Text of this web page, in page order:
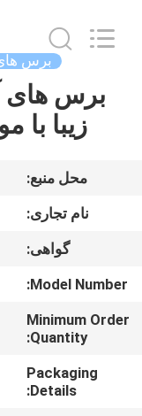
صفحه
اصلی
محصولات
تور
کارخانه
Cosmetics
برس
برس های
زیبا با
محل منبع:
نام تجاری:
گواهی:
Model Number:
Minimum Order
Quantity:
Packaging
Details: